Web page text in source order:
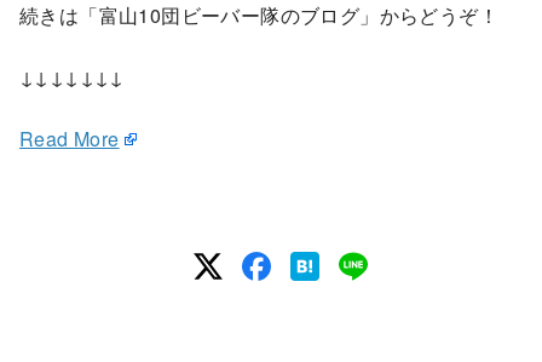
続きは「富山10団ビーバー隊のブログ」からどうぞ！
↓↓↓↓↓↓↓
Read More